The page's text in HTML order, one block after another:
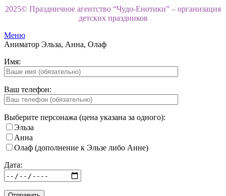
2025© Праздничное агентство “Чудо-Енотики” – организация
детских праздников
Меню
Аниматор Эльза, Анна, Олаф
Имя:
Ваш телефон:
Выберите персонажа (цена указана за одного):
Эльза
Анна
Олаф (дополнение к Эльзе либо Анне)
Дата: